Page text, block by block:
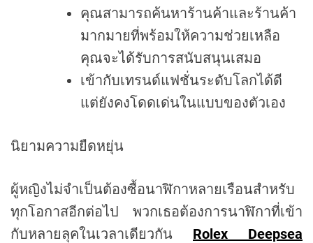
คุณสามารถค้นหาร้านค้าและร้านค้า
มากมายที่พร้อมให้ความช่วยเหลือ
คุณจะได้รับการสนับสนุนเสมอ
เข้ากับเทรนด์แฟชั่นระดับโลกได้ดี
แต่ยังคงโดดเด่นในแบบของตัวเอง
นิยามความยืดหยุ่น
ผู้หญิงไม่จำเป็นต้องซื้อนาฬิกาหลายเรือนสำหรับ
ทุกโอกาสอีกต่อไป พวกเธอต้องการนาฬิกาที่เข้า
กับหลายลุคในเวลาเดียวกัน Rolex Deepsea